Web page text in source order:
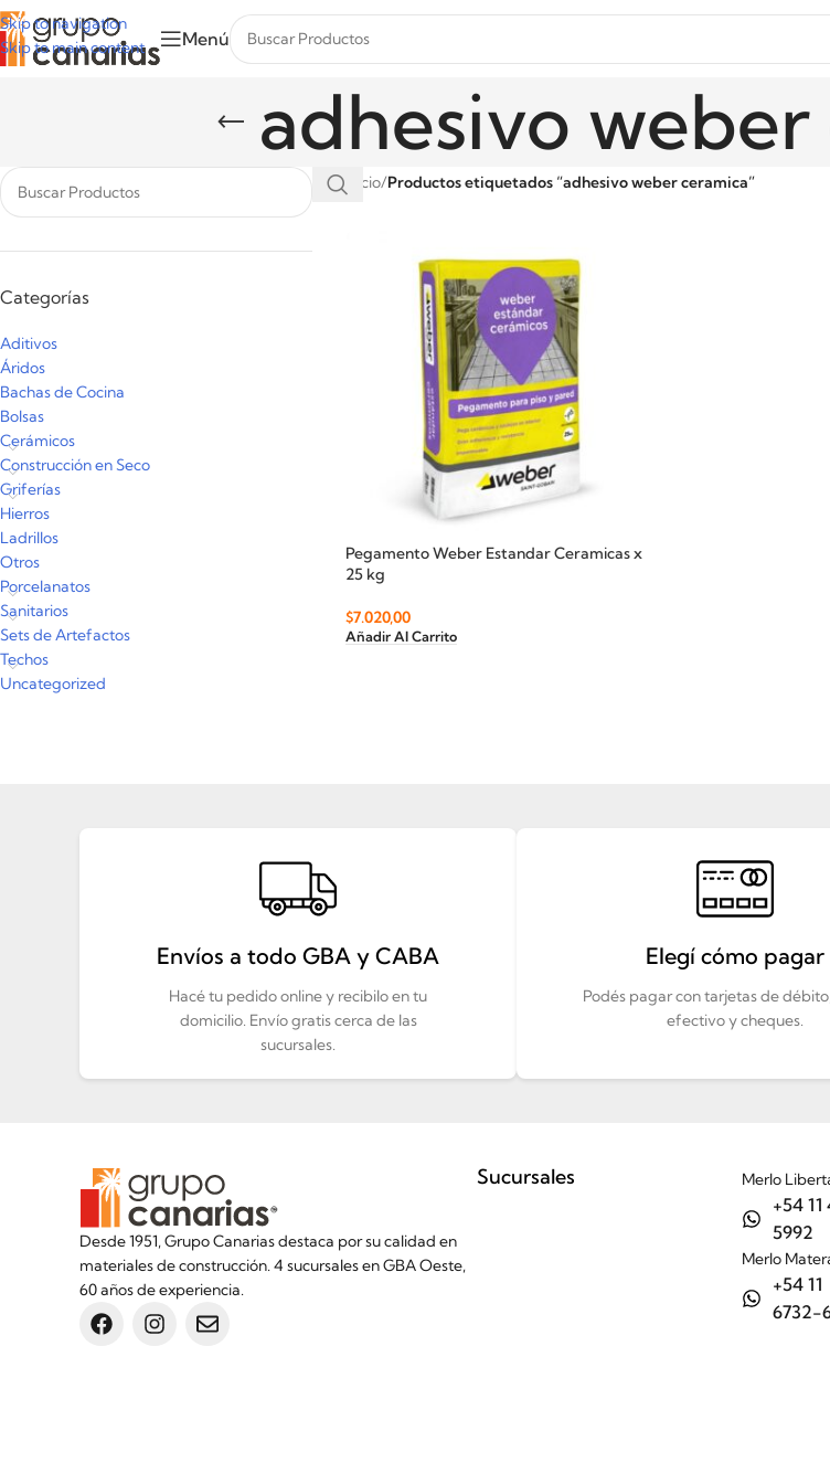
Skip to navigation
Skip to main content
Menú
adhesivo
Categorías
Aditivos
Áridos
Bachas de Cocina
Bolsas
Cerámicos
Construcción en Seco
Griferías
Hierros
Ladrillos
Otros
Porcelanatos
Sanitarios
Sets de Artefactos
Techos
Uncategorized
Inicio/Productos etiquetados “adhesivo weber ceramica”
Pegamento Weber Estandar Ceramicas x
25 kg
$7.020,00
Añadir Al Carrito
Envíos a todo GBA y CABA
Hacé tu pedido online y recibilo en tu
domicilio. Envío gratis cerca de las
sucursales.
Elegí cómo pagar
Podés pagar con tarjetas de
efectivo y cheques.
Desde 1951, Grupo Canarias destaca por su calidad en
materiales de construcción. 4 sucursales en GBA Oeste,
60 años de experiencia.
Sucursales Merlo
+54 11
5992
Merlo
+54 11
6732-